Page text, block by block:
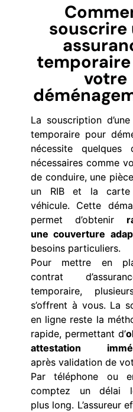
souscrire
votre
La souscription
temporaire pour
nécessite quelques
nécessaires comme
de conduire, une
un RIB et la
véhicule. Cette
permet d’obtenir
une couverture
besoins particuliers.
Pour mettre en
contrat
temporaire,
s’offrent à vous. La
en ligne reste la
rapide, permettant d’
attestation
après validation de
Par téléphone ou
comptez un délai
plus long. L’assureur